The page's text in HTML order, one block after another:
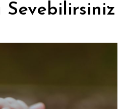
Sevebilirsiniz